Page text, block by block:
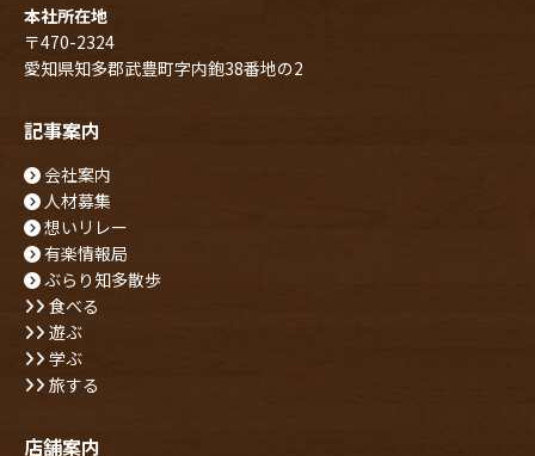
本社所在地
〒470-2324
愛知県知多郡武豊町字内鉋38番地の2
記事案内
会社案内
人材募集
想いリレー
有楽情報局
ぶらり知多散歩
食べる
遊ぶ
学ぶ
旅する
店舗案内